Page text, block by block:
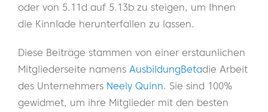
oder von 5.11d auf 5.13b zu steigen, um Ihnen
die Kinnlade herunterfallen zu lassen.
Diese Beiträge stammen von einer erstaunlichen
Mitgliederseite namens AusbildungBetadie Arbeit
des Unternehmers Neely Quinn. Sie sind 100%
gewidmet, um ihre Mitglieder mit den besten